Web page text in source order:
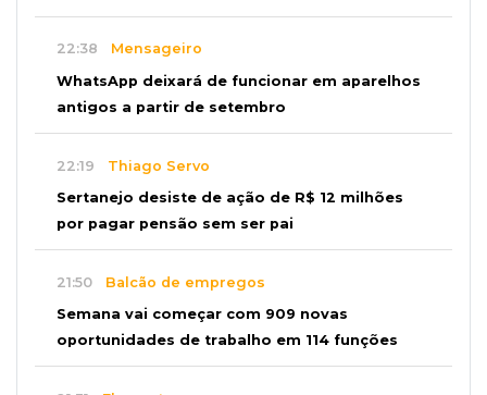
22:38 Mensageiro
WhatsApp deixará de funcionar em aparelhos
antigos a partir de setembro
22:19 Thiago Servo
Sertanejo desiste de ação de R$ 12 milhões
por pagar pensão sem ser pai
21:50 Balcão de empregos
Semana vai começar com 909 novas
oportunidades de trabalho em 114 funções